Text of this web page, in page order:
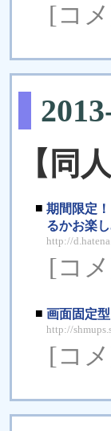
[コ
【同
■ 期間限定
るかお楽
http://
[コ
■ 画面固定型
http://
[コ